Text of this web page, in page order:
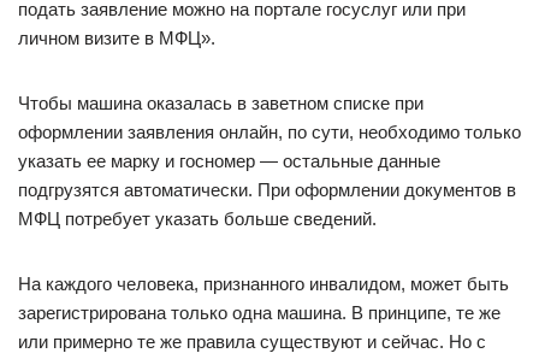
подать заявление можно на портале госуслуг или при
личном визите в МФЦ».
Чтобы машина оказалась в заветном списке при
оформлении заявления онлайн, по сути, необходимо только
указать ее марку и госномер — остальные данные
подгрузятся автоматически. При оформлении документов в
МФЦ потребует указать больше сведений.
На каждого человека, признанного инвалидом, может быть
зарегистрирована только одна машина. В принципе, те же
или примерно те же правила существуют и сейчас. Но с